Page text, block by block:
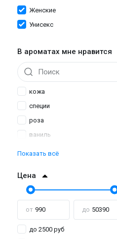
Женские
Унисекс
В ароматах мне нравится
кожа
специи
роза
ваниль
цитрусы
жасмин
цветы апельсинового дерева
зеленый чай
Показать всё
Цена
от до
до 2500 руб